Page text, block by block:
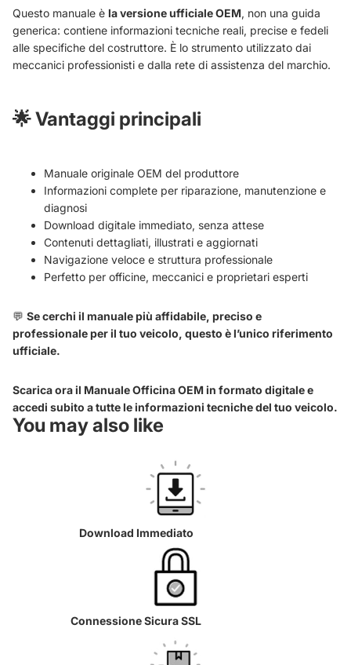
Questo manuale è la versione ufficiale OEM, non una guida
generica: contiene informazioni tecniche reali, precise e fedeli
alle specifiche del costruttore. È lo strumento utilizzato dai
meccanici professionisti e dalla rete di assistenza del marchio.
🌟Vantaggi principali
Manuale originale OEM del produttore
Informazioni complete per riparazione, manutenzione e
diagnosi
Download digitale immediato, senza attese
Contenuti dettagliati, illustrati e aggiornati
Navigazione veloce e struttura professionale
Perfetto per officine, meccanici e proprietari esperti
💬 Se cerchi il manuale più affidabile, preciso e
professionale per il tuo veicolo, questo è l’unico riferimento
ufficiale.
Scarica ora il Manuale Officina OEM in formato digitale e
accedi subito a tutte le informazioni tecniche del tuo veicolo.
You may also like
Download Immediato
Connessione Sicura SSL